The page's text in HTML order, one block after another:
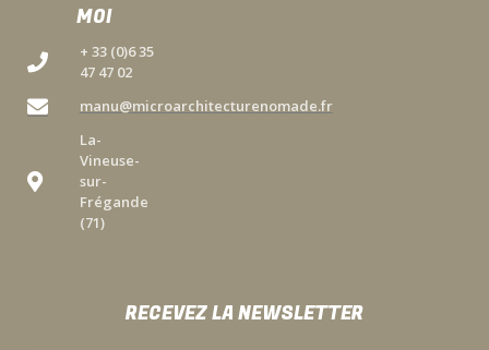
MOI
+ 33 (0)6 35
47 47 02
manu@microarchitecturenomade.fr
La-
Vineuse-
sur-
Frégande
(71)
RECEVEZ LA NEWSLETTER